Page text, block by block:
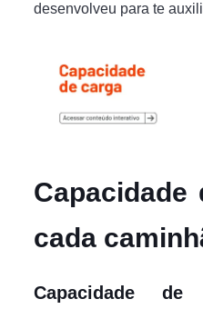
desenvolveu para te
Capacidade
cada
Capacidade